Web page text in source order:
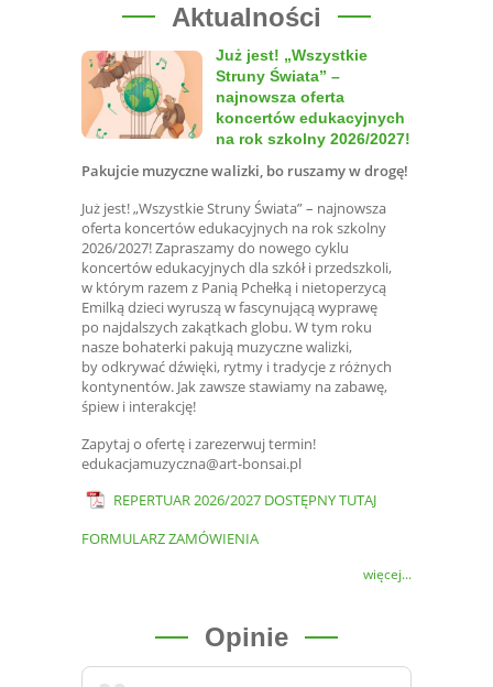
Aktualności
Już jest! „Wszystkie
Struny Świata” –
najnowsza oferta
koncertów edukacyjnych
na rok szkolny 2026/2027!
Pakujcie muzyczne walizki, bo ruszamy w drogę!
Już jest! „Wszystkie Struny Świata” – najnowsza
oferta koncertów edukacyjnych na rok szkolny
2026/2027! Zapraszamy do nowego cyklu
koncertów edukacyjnych dla szkół i przedszkoli,
w którym razem z Panią Pchełką i nietoperzycą
Emilką dzieci wyruszą w fascynującą wyprawę
po najdalszych zakątkach globu. W tym roku
nasze bohaterki pakują muzyczne walizki,
by odkrywać dźwięki, rytmy i tradycje z różnych
kontynentów. Jak zawsze stawiamy na zabawę,
śpiew i interakcję!
Zapytaj o ofertę i zarezerwuj termin!
edukacjamuzyczna@art-bonsai.pl
REPERTUAR 2026/2027 DOSTĘPNY TUTAJ
FORMULARZ ZAMÓWIENIA
więcej...
Opinie